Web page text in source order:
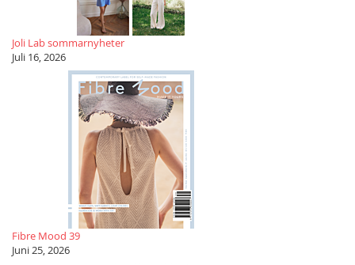
Joli Lab sommarnyheter
Juli 16, 2026
Fibre Mood 39
Juni 25, 2026